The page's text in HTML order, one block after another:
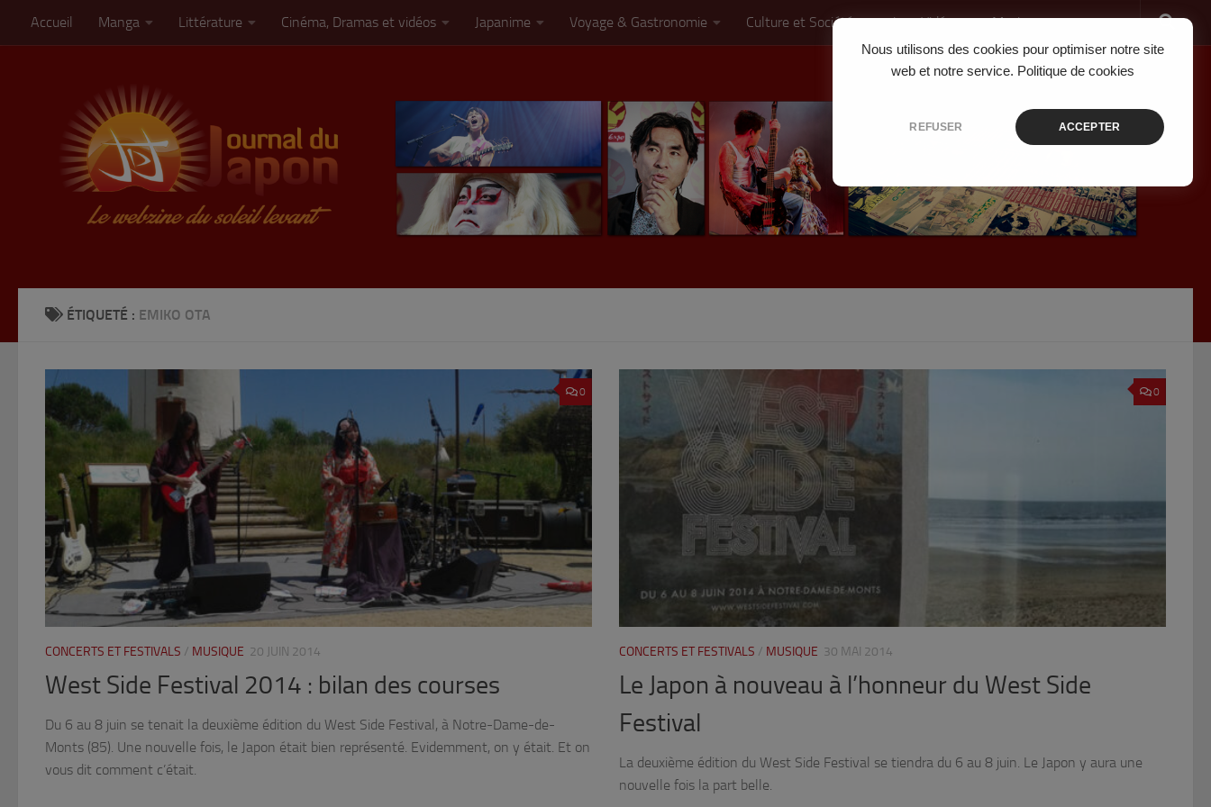
Nous utilisons des cookies pour optimiser notre site
web et notre service. Politique de cookies
REFUSER ACCEPTER
Skip to content
Accueil Manga Littérature Cinéma, Dramas et vidéos Japanime Voyage & Gastronomie Culture et Société Jeux Vidéo Musique
ÉTIQUETÉ : EMIKO OTA
0
CONCERTS ET FESTIVALS / MUSIQUE 20 JUIN 2014
West Side Festival 2014 : bilan des courses
Du 6 au 8 juin se tenait la deuxième édition du West Side Festival, à Notre-Dame-de-
Monts (85). Une nouvelle fois, le Japon était bien représenté. Evidemment, on y était. Et on
vous dit comment c’était.
0
CONCERTS ET FESTIVALS / MUSIQUE 30 MAI 2014
Le Japon à nouveau à l’honneur du West Side
Festival
La deuxième édition du West Side Festival se tiendra du 6 au 8 juin. Le Japon y aura une
nouvelle fois la part belle.